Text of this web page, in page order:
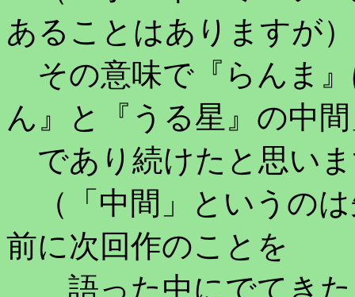
あることはありますが）
その意味で『らんま
ん』と『うる星』の中
であり続けたと思い
（「中間」というの
前に次回作のことを
語った中にでてきた